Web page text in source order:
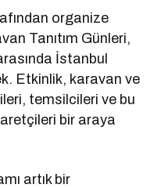
organize
Tanıtım Günleri,
İstanbul
Etkinlik, karavan ve
temsilcileri ve bu
bir araya
artık bir